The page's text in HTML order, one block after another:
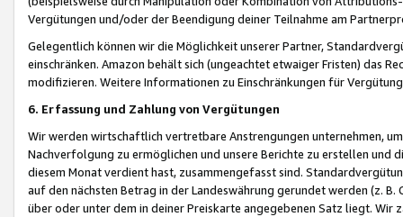
Vergütungen und/oder der Beendigung deiner Teilnahme am
Gelegentlich können wir die Möglichkeit unserer Partner,
einschränken. Amazon behält sich (ungeachtet etwaiger Fristen) das
modifizieren. Weitere Informationen zu Einschränkungen für
6. Erfassung und Zahlung von Vergütungen
Wir werden wirtschaftlich vertretbare Anstrengungen unternehmen,
Nachverfolgung zu ermöglichen und unsere Berichte zu erstellen und
diesem Monat verdient hast, zusammengefasst sind.
auf den nächsten Betrag in der Landeswährung gerundet werden (z.
über oder unter dem in deiner Preiskarte angegebenen Satz liegt.